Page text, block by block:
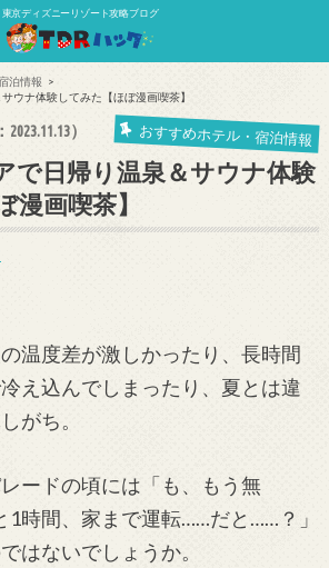
東京ディズニーリゾート攻略ブログ
泊情報
ウナ体験してみた【ほぼ漫画喫茶】
2023.11.13） おすすめホテル・宿泊情報
で日帰り温泉＆サウナ体験
漫画喫茶】
温度差が激しかったり、長時間
え込んでしまったり、夏とは違
がち。
ードの頃には「も、もう無
時間、家まで運転……だと……？」
はないでしょうか。